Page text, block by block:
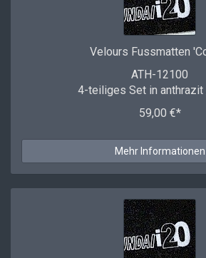
Velours Fussmatten
ATH-12100
4-teiliges Set in
59,00 €*
Mehr Informationen